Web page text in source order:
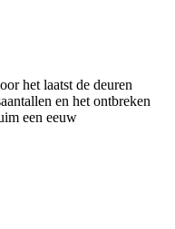
het laatst de deuren
en het ontbreken
een eeuw